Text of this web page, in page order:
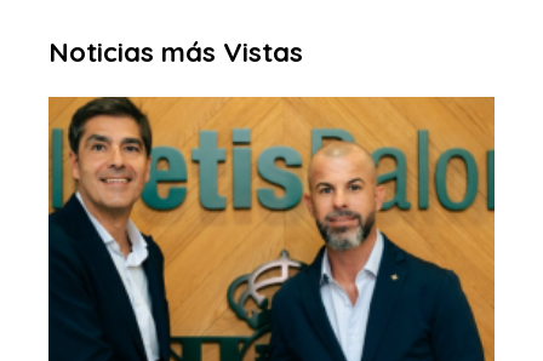
Noticias más Vistas